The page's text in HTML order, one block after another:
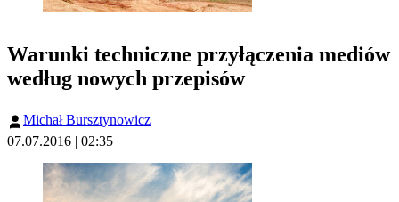
Warunki techniczne przyłączenia mediów
według nowych przepisów
Michał Bursztynowicz
07.07.2016 | 02:35